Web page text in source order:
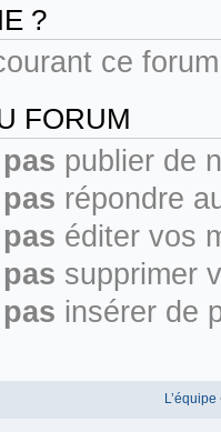
?
ce
FORUM
publier de
répondre
éditer vos
supprimer
insérer de
L’équipe